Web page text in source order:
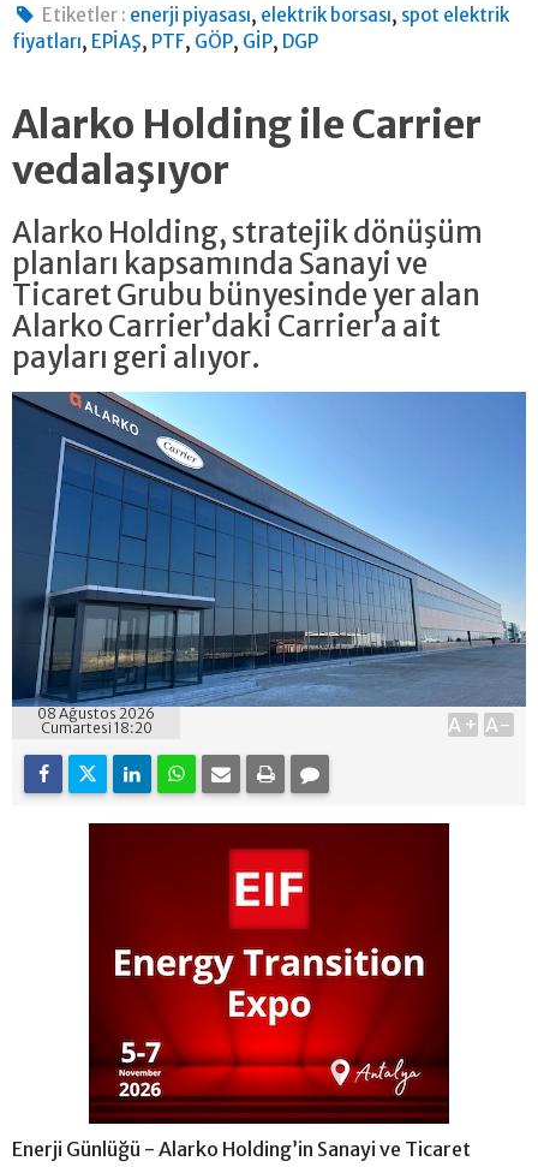
Etiketler : enerji piyasası, elektrik borsası, spot elektrik
fiyatları, EPİAŞ, PTF, GÖP, GİP, DGP
Alarko Holding ile Carrier
vedalaşıyor
Alarko Holding, stratejik dönüşüm
planları kapsamında Sanayi ve
Ticaret Grubu bünyesinde yer alan
Alarko Carrier’daki Carrier’a ait
payları geri alıyor.
08 Ağustos 2026
Cumartesi 18:20
A+ A-
Enerji Günlüğü - Alarko Holding’in Sanayi ve Ticaret